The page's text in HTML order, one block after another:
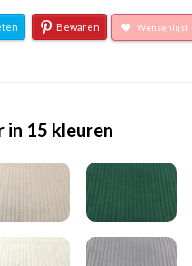
Bewaren Wensenlijst
in 15 kleuren